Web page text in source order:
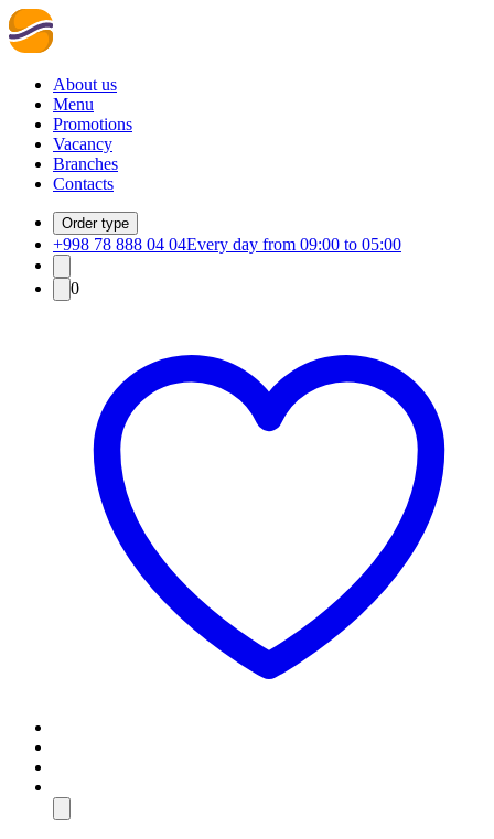
About us
Menu
Promotions
Vacancy
Branches
Contacts
Order type
+998 78 888 04 04Every day from 09:00 to 05:00
0